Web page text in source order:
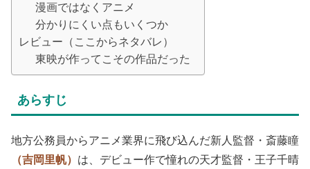
漫画ではなくアニメ
分かりにくい点もいくつか
レビュー（ここからネタバレ）
東映が作ってこその作品だった
あらすじ
地方公務員からアニメ業界に飛び込んだ新人監督・斎藤瞳
（吉岡里帆） は、デビュー作で憧れの天才監督・王子千晴